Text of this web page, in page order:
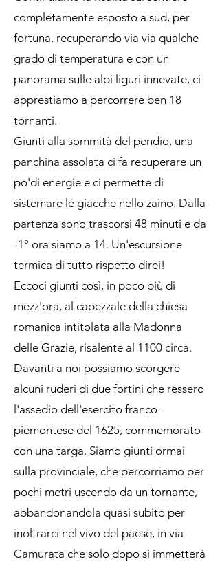
completamente esposto a sud, per
fortuna, recuperando via via qualche
grado di temperatura e con un
panorama sulle alpi liguri innevate, ci
apprestiamo a percorrere ben 18
tornanti.
Giunti alla sommità del pendio, una
panchina assolata ci fa recuperare un
po'di energie e ci permette di
sistemare le giacche nello zaino. Dalla
partenza sono trascorsi 48 minuti e da
-1° ora siamo a 14. Un'escursione
termica di tutto rispetto direi!
Eccoci giunti così, in poco più di
mezz'ora, al capezzale della chiesa
romanica intitolata alla Madonna
delle Grazie, risalente al 1100 circa.
Davanti a noi possiamo scorgere
alcuni ruderi di due fortini che ressero
l'assedio dell'esercito franco-
piemontese del 1625, commemorato
con una targa. Siamo giunti ormai
sulla provinciale, che percorriamo per
pochi metri uscendo da un tornante,
abbandonandola quasi subito per
inoltrarci nel vivo del paese, in via
Camurata che solo dopo si immetterà